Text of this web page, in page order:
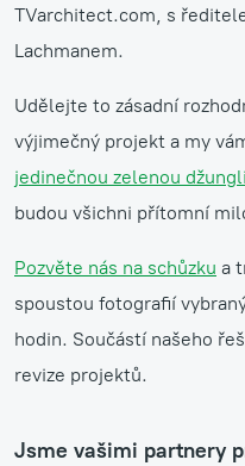
TVarchitect.com, s
Lachmanem.
Udělejte to zásadní
výjimečný projekt a my
jedinečnou zelenou džungli
budou všichni přítomní
Pozvěte nás na schůzku a
spoustou fotografií
hodin. Součástí našeho
revize projektů.
Jsme vašimi partnery